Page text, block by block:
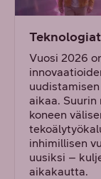
Vuosi 2026
aikaa. Suurin
koneen
inhimillisen
uusiksi –
aikakautta.